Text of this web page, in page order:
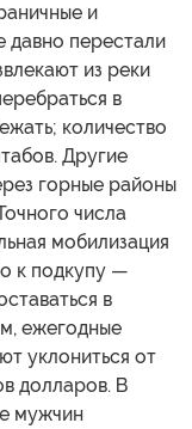
и
давно перестали
из реки
в
количество
Другие
горные районы
числа
мобилизация
к подкупу —
в
ежегодные
уклониться от
долларов. В
мужчин